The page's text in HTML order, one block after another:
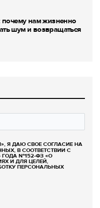
нам жизненно
шум и возвращаться
Я ДАЮ СВОЕ СОГЛАСИЕ НА
В СООТВЕТСТВИИ С
ГОДА №152-ФЗ «О
И ДЛЯ ЦЕЛЕЙ,
ПЕРСОНАЛЬНЫХ